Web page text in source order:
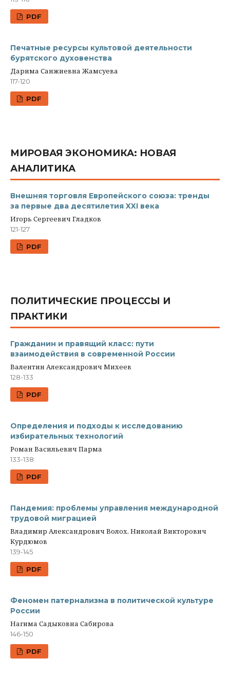
PDF
Печатные ресурсы культовой деятельности
бурятского духовенства
Дарима Санжиевна Жамсуева
117-120
PDF
МИРОВАЯ ЭКОНОМИКА: НОВАЯ
АНАЛИТИКА
Внешняя торговля Европейского cоюза: тренды
за первые два десятилетия XXI века
Игорь Сергеевич Гладков
121-127
PDF
ПОЛИТИЧЕСКИЕ ПРОЦЕССЫ И
ПРАКТИКИ
Гражданин и правящий класс: пути
взаимодействия в современной России
Валентин Александрович Михеев
128-133
PDF
Определения и подходы к исследованию
избирательных технологий
Роман Васильевич Парма
133-138
PDF
Пандемия: проблемы управления международной
трудовой миграцией
Владимир Александрович Волох, Николай Викторович
Курдюмов
139-145
PDF
Феномен патернализма в политической культуре
России
Нагима Садыковна Сабирова
146-150
PDF